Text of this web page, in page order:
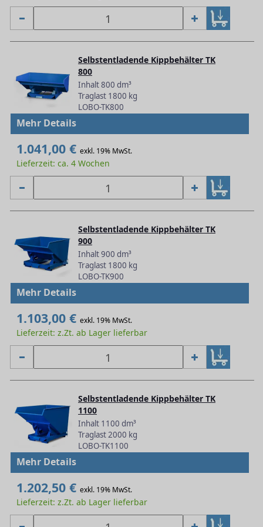
Selbstentladende Kippbehälter TK
800
Inhalt 800 dm³
Traglast 1800 kg
LOBO-TK800
Mehr Details
1.041,00 € exkl. 19% MwSt.
Lieferzeit: ca. 4 Wochen
Selbstentladende Kippbehälter TK
900
Inhalt 900 dm³
Traglast 1800 kg
LOBO-TK900
Mehr Details
1.103,00 € exkl. 19% MwSt.
Lieferzeit: z.Zt. ab Lager lieferbar
Selbstentladende Kippbehälter TK
1100
Inhalt 1100 dm³
Traglast 2000 kg
LOBO-TK1100
Mehr Details
1.202,50 € exkl. 19% MwSt.
Lieferzeit: z.Zt. ab Lager lieferbar